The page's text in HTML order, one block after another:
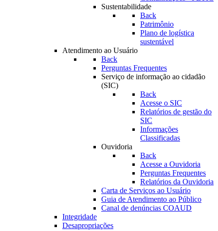
Sustentabilidade
Back
Patrimônio
Plano de logística
sustentável
Atendimento ao Usuário
Back
Perguntas Frequentes
Serviço de informação ao cidadão
(SIC)
Back
Acesse o SIC
Relatórios de gestão do
SIC
Informações
Classificadas
Ouvidoria
Back
Acesse a Ouvidoria
Perguntas Frequentes
Relatórios da Ouvidoria
Carta de Serviços ao Usuário
Guia de Atendimento ao Público
Canal de denúncias COAUD
Integridade
Desapropriações